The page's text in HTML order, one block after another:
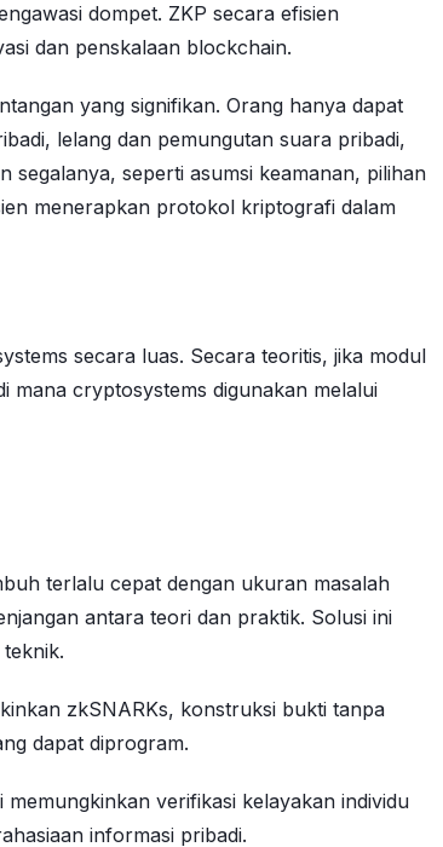
dompet. ZKP secara efisien
dan penskalaan blockchain.
yang signifikan. Orang hanya dapat
lelang dan pemungutan suara pribadi,
segalanya, seperti asumsi keamanan, pilihan
menerapkan protokol kriptografi dalam
secara luas. Secara teoritis, jika modul
mana cryptosystems digunakan melalui
terlalu cepat dengan ukuran masalah
antara teori dan praktik. Solusi ini
zkSNARKs, konstruksi bukti tanpa
dapat diprogram.
verifikasi kelayakan individu
informasi pribadi.